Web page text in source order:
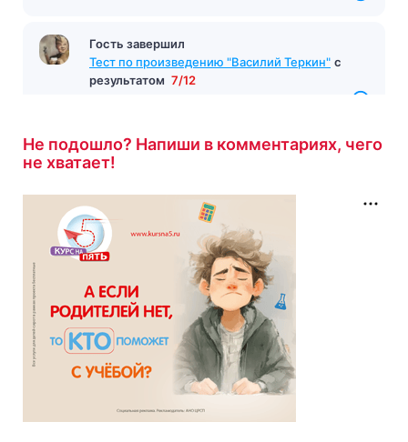
Гость завершил
Тест Оксиды. Основания. Кислоты. Соли с
результатом 7/10
Не подошло? Напиши в комментариях, чего
не хватает!